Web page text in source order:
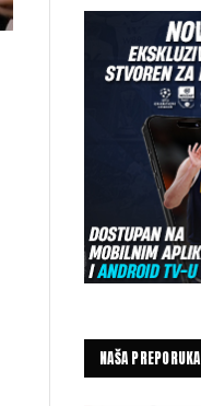
NAŠA PREPORUKA